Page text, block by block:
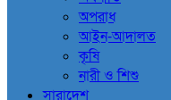
অপরাধ
আইন-আদালত
কৃষি
নারী ও শিশু
সারাদেশ